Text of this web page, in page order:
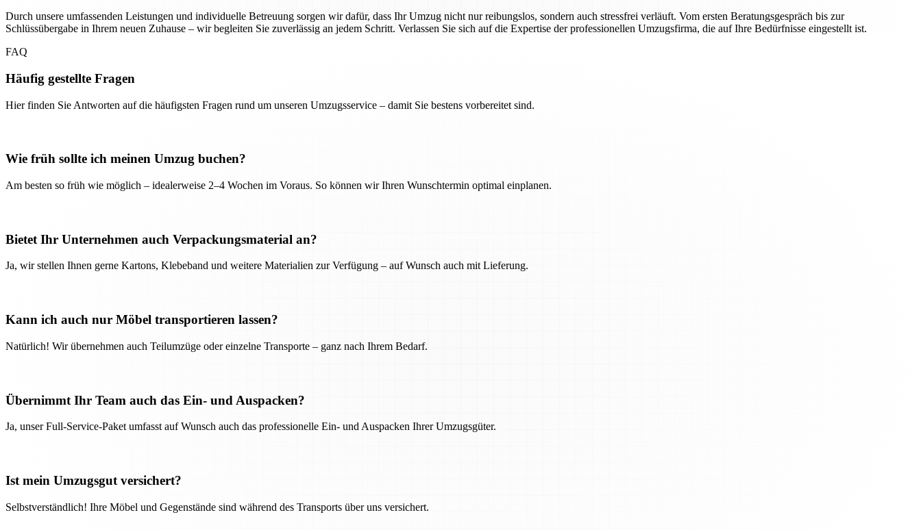
Durch unsere umfassenden Leistungen und individuelle Betreuung sorgen wir dafür, dass Ihr Umzug nicht nur reibungslos, sondern auch stressfrei verläuft. Vom ersten Beratungsgespräch bis zur
Schlüssübergabe in Ihrem neuen Zuhause – wir begleiten Sie zuverlässig an jedem Schritt. Verlassen Sie sich auf die Expertise der professionellen Umzugsfirma, die auf Ihre Bedürfnisse eingestellt ist.
FAQ
Häufig gestellte Fragen
Hier finden Sie Antworten auf die häufigsten Fragen rund um unseren Umzugsservice – damit Sie bestens vorbereitet sind.
Wie früh sollte ich meinen Umzug buchen?
Am besten so früh wie möglich – idealerweise 2–4 Wochen im Voraus. So können wir Ihren Wunschtermin optimal einplanen.
Bietet Ihr Unternehmen auch Verpackungsmaterial an?
Ja, wir stellen Ihnen gerne Kartons, Klebeband und weitere Materialien zur Verfügung – auf Wunsch auch mit Lieferung.
Kann ich auch nur Möbel transportieren lassen?
Natürlich! Wir übernehmen auch Teilumzüge oder einzelne Transporte – ganz nach Ihrem Bedarf.
Übernimmt Ihr Team auch das Ein- und Auspacken?
Ja, unser Full-Service-Paket umfasst auf Wunsch auch das professionelle Ein- und Auspacken Ihrer Umzugsgüter.
Ist mein Umzugsgut versichert?
Selbstverständlich! Ihre Möbel und Gegenstände sind während des Transports über uns versichert.